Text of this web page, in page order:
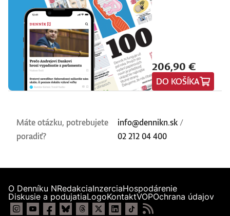
206,90 €
DO KOŠÍKA
Máte otázku, potrebujete
poradiť?
info@dennikn.sk /
02 212 04 400
O Denníku NRedakciaInzerciaHospodárenie
Diskusie a podujatiaLogoKontaktVOPOchrana údajov